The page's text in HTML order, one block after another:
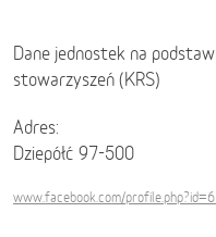
Dane jednostek na
stowarzyszeń (KRS)
Adres:
Dziepółć 97-500
www.facebook.com/